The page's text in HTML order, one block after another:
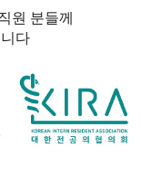
원 분들께
다